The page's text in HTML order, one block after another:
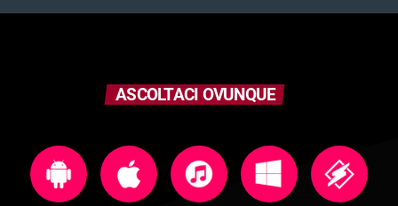
ASCOLTACI OVUNQUE